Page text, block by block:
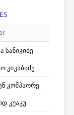
სანიკიძე
კიკაბიძე
კომპაორე
კუაკუ